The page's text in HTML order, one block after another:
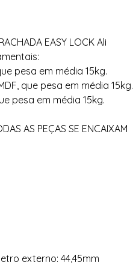
EASY LOCK Ali
pesa em média 15kg.
que pesa em média 15kg.
pesa em média 15kg.
AS PEÇAS SE ENCAIXAM
externo: 44,45mm